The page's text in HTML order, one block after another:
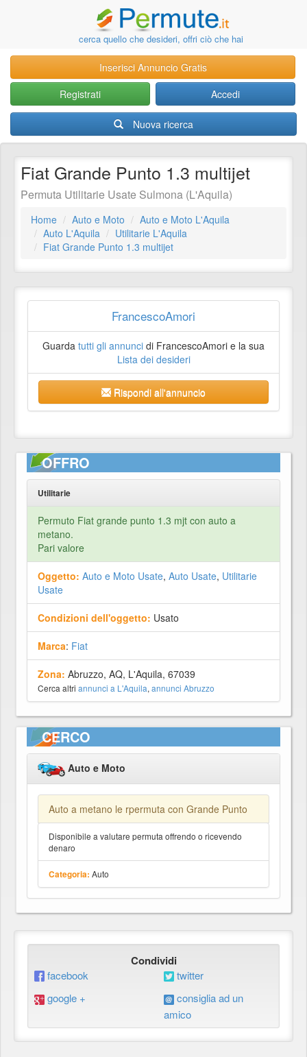
cerca quello che desideri, offri ciò che hai
Inserisci Annuncio Gratis
Registrati
Accedi
Nuova ricerca
Fiat Grande Punto 1.3 multijet
Permuta Utilitarie Usate Sulmona (L'Aquila)
Home Auto e Moto
Auto e Moto L'Aquila
Auto L'Aquila
Utilitarie L'Aquila
Fiat Grande Punto 1.3 multijet
FrancescoAmori
Guarda tutti gli annunci di FrancescoAmori e la sua
Lista dei desideri
Rispondi all'annuncio
OFFRO
Utilitarie
Permuto Fiat grande punto 1.3 mjt con auto a
metano.
Pari valore
Oggetto: Auto e Moto Usate, Auto Usate, Utilitarie
Usate
Condizioni dell'oggetto: Usato
Marca: Fiat
Zona: Abruzzo, AQ, L'Aquila, 67039
Cerca altri annunci a L'Aquila, annunci Abruzzo
CERCO
Auto e Moto
Auto a metano le rpermuta con Grande Punto
Disponibile a valutare permuta offrendo o ricevendo
denaro
Categoria: Auto
Condividi
facebook
twitter
google +
consiglia ad un
amico